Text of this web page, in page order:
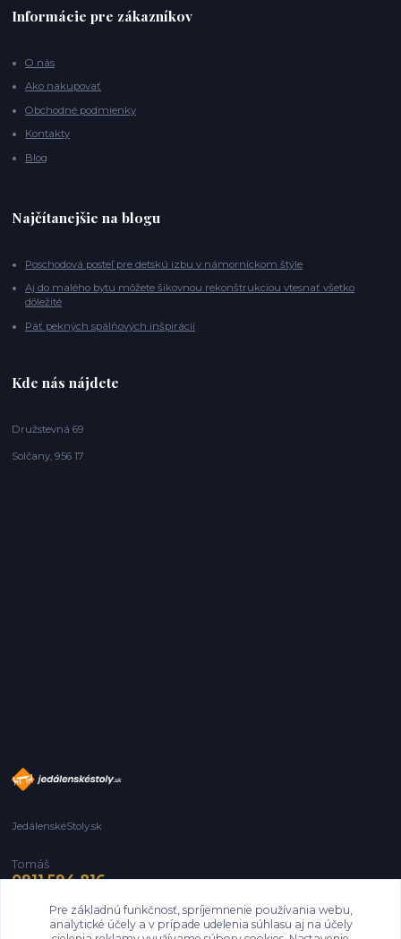
Informácie pre zákazníkov
O nás
Ako nakupovať
Obchodné podmienky
Kontakty
Blog
Najčítanejšie na blogu
Poschodová posteľ pre detskú izbu v námorníckom štýle
Aj do malého bytu môžete šikovnou rekonštrukciou vtesnať všetko
dôležité
Päť pekných spálňových inšpirácií
Kde nás nájdete
Družstevná 69
Solčany, 956 17
JedálenskéStoly.sk
Tomáš
0911 594 816
info@jedalenskestoly.sk
Pre základnú funkčnosť, spríjemnenie používania webu,
analytické účely a v prípade udelenia súhlasu aj na účely